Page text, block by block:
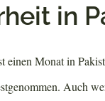
in
einen Monat in
Auch